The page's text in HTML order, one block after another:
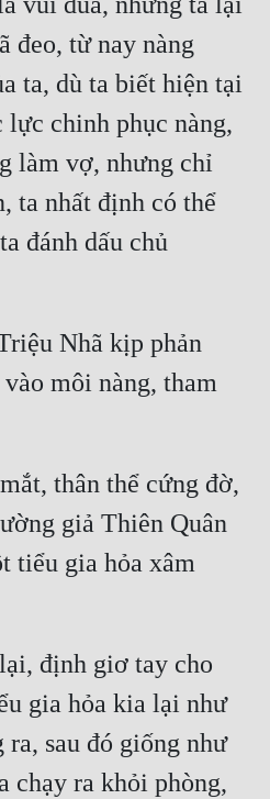
đeo, từ nay nàng
ta, dù ta biết hiện tại
lực chinh phục nàng,
làm vợ, nhưng chỉ
ta nhất định có thể
đánh dấu chủ
Nhã kịp phản
môi nàng, tham
thân thể cứng đờ,
giả Thiên Quân
tiểu gia hỏa xâm
định giơ tay cho
gia hỏa kia lại như
ra, sau đó giống như
chạy ra khỏi phòng,